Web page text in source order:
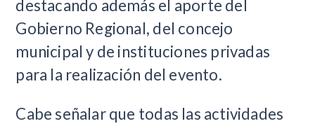
destacando además el aporte del
Gobierno Regional, del concejo
municipal y de instituciones privadas
para la realización del evento.
Cabe señalar que todas las actividades